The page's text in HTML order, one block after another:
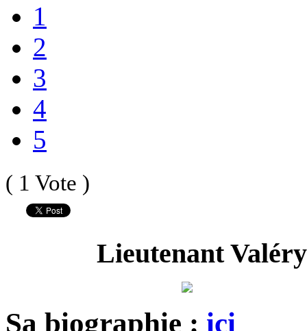
1
2
3
4
5
( 1 Vote )
Lieutenant
Sa biographie : ici